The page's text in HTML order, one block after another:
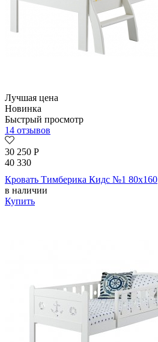
Лучшая цена
Новинка
Быстрый просмотр
14 отзывов
30 250 Р
40 330
Кровать Тимберика Кидс №1 80х160
в наличии
Купить